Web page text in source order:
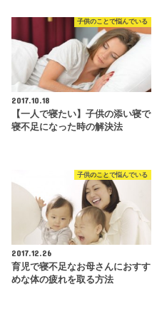
子供のことで悩んでいる
2017.10.18
【一人で寝たい】子供の添い寝で
寝不足になった時の解決法
子供のことで悩んでいる
2017.12.26
育児で寝不足なお母さんにおすす
めな体の疲れを取る方法